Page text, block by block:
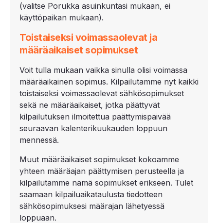
(valitse Porukka asuinkuntasi mukaan, ei
käyttöpaikan mukaan).
Toistaiseksi voimassaolevat ja
määräaikaiset sopimukset
Voit tulla mukaan vaikka sinulla olisi voimassa
määräaikainen sopimus. Kilpailutamme nyt kaikki
toistaiseksi voimassaolevat sähkösopimukset
sekä ne määräaikaiset, jotka päättyvät
kilpailutuksen ilmoitettua päättymispäivää
seuraavan kalenterikuukauden loppuun
mennessä.
Muut määräaikaiset sopimukset kokoamme
yhteen määräajan päättymisen perusteella ja
kilpailutamme nämä sopimukset erikseen. Tulet
saamaan kilpailuaikataulusta tiedotteen
sähkösopimuksesi määrajan lähetyessä
loppuaan.